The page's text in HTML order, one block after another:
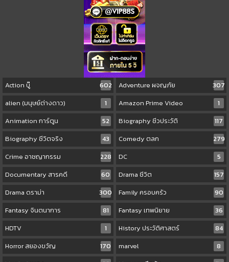
Action บู๊ 602 Adventure ผจญภัย
307
alien (มนุษย์ต่างดาว)
1 Amazon Prime Video
1
Animation การ์ตูน
52 Biography ชีวประวัติ
117
Biography ชีวิตจริง
43 Comedy ตลก
279
Crime อาชญากรรม
228 DC
5
Documentary สารคดี
60 Drama ชีวิต
157
Drama ดราม่า
300 Family ครอบครัว
90
Fantasy จินตนาการ
81 Fantasy เทพนิยาย
36
HDTV
1 History ประวัติศาสตร์
84
Horror สยองขวัญ
170 marvel
8